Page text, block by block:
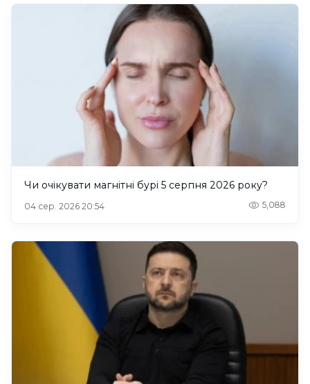
Чи очікувати магнітні бурі 5 серпня 2026 року?
04 сер. 2026 20:54 5,088